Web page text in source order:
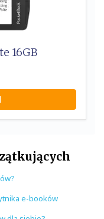
16GB
e-booków